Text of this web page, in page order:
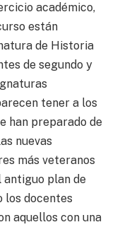
académico,
están
de Historia
de segundo y
tener a los
han preparado de
nuevas
más veteranos
antiguo plan de
los docentes
aquellos con una